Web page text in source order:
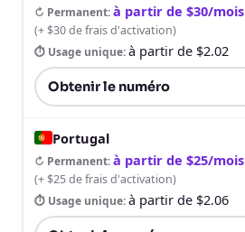
↻ Permanent:à partir de $30/mois
(+ $30 de frais d'activation)
⏱ Usage unique:à partir de $2.02
Obtenir le numéro
Portugal
↻ Permanent:à partir de $25/mois
(+ $25 de frais d'activation)
⏱ Usage unique:à partir de $2.06